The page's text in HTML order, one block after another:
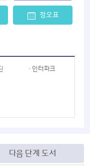
정오표
· 인터파크
다음 단계 도서